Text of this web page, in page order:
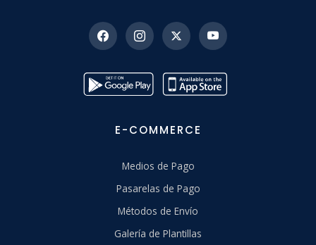
E-COMMERCE
Medios de Pago
Pasarelas de Pago
Métodos de Envío
Galería de Plantillas